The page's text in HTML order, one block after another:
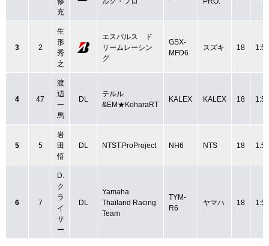
充
3 2
生
形
秀
之
エスパルス ド
リームレーシン
グ
GSX-
MFD6
スズキ 18
4 47
渡
辺
一
馬
DL
テルル
&EM★KoharaRT
KALEX KALEX 18
5 5
岩
田
悟
DL NTST.ProProject NH6 NTS 18
6 7
D.
ク
ラ
イ
サ
ー
DL
Yamaha
Thailand Racing
Team
TYM-
R6
ヤマハ 18